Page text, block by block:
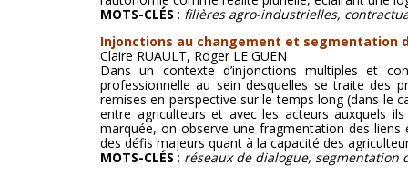
MOTS-CLÉS : filières agro-industrielles,
Injonctions au changement et segmentation
Claire RUAULT, Roger LE GUEN
Dans un contexte d’injonctions multiples et
professionnelle au sein desquelles se traite des
remises en perspective sur le temps long (dans le
entre agriculteurs et avec les acteurs auxquels
marquée, on observe une fragmentation des liens
des défis majeurs quant à la capacité des
MOTS-CLÉS: réseaux de dialogue, segmentation